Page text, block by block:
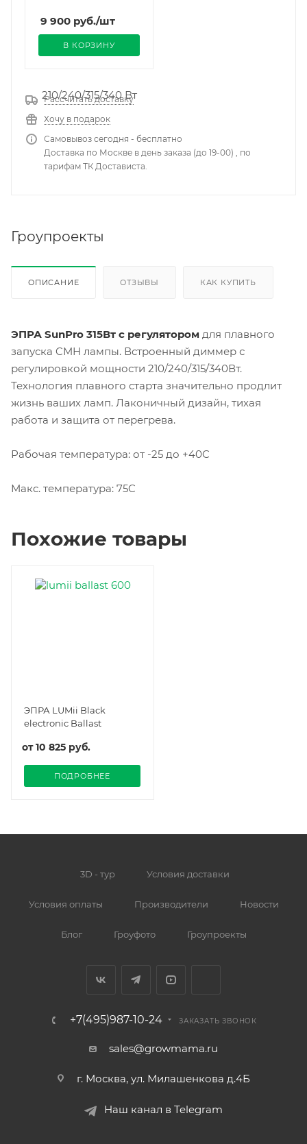
9 900 руб./шт
В КОРЗИНУ
Рассчитать доставку
Хочу в подарок
Самовывоз сегодня - бесплатно
Доставка по Москве в день заказа (до 19-00) , по
тарифам ТК Достависта.
Гроупроекты
ОПИСАНИЕ ОТЗЫВЫ КАК КУПИТЬ
ЭПРА SunPro 315Вт с регулятором для плавного
запуска CMH лампы. Встроенный диммер с
регулировкой мощности 210/240/315/340Вт.
Технология плавного старта значительно продлит
жизнь ваших ламп. Лаконичный дизайн, тихая
работа и защита от перегрева.
Рабочая температура: от -25 до +40C
Макс. температура: 75C
Похожие товары
ЭПРА LUMii Black
electronic Ballast
от10 825 руб.
ПОДРОБНЕЕ
3D - тур Условия доставки
Условия оплаты Производители Новости
Блог Гроуфото Гроупроекты
+7(495)987-10-24 ЗАКАЗАТЬ ЗВОНОК
sales@growmama.ru
г. Москва, ул. Милашенкова д.4Б
Наш канал в Telegram